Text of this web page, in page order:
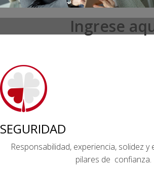
Ingrese
SEGURIDAD
Responsabilidad, experiencia, solidez y
pilares de confianza.